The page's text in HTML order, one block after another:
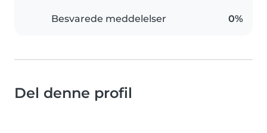
Besvarede meddelelser 0%
Del denne profil